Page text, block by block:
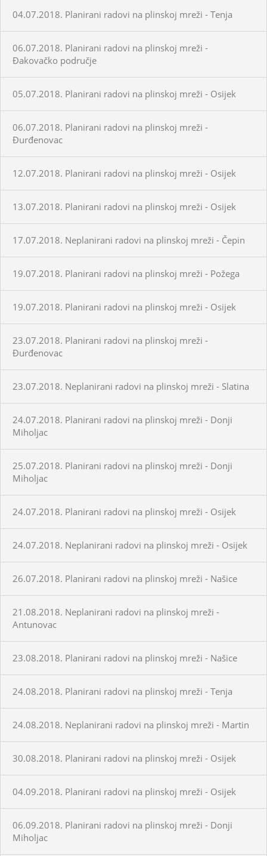
04.07.2018. Planirani radovi na plinskoj mreži - Tenja
06.07.2018. Planirani radovi na plinskoj mreži -
Đakovačko područje
05.07.2018. Planirani radovi na plinskoj mreži - Osijek
06.07.2018. Planirani radovi na plinskoj mreži -
Đurđenovac
12.07.2018. Planirani radovi na plinskoj mreži - Osijek
13.07.2018. Planirani radovi na plinskoj mreži - Osijek
17.07.2018. Neplanirani radovi na plinskoj mreži - Čepin
19.07.2018. Planirani radovi na plinskoj mreži - Požega
19.07.2018. Planirani radovi na plinskoj mreži - Osijek
23.07.2018. Planirani radovi na plinskoj mreži -
Đurđenovac
23.07.2018. Neplanirani radovi na plinskoj mreži - Slatina
24.07.2018. Planirani radovi na plinskoj mreži - Donji
Miholjac
25.07.2018. Planirani radovi na plinskoj mreži - Donji
Miholjac
24.07.2018. Planirani radovi na plinskoj mreži - Osijek
24.07.2018. Neplanirani radovi na plinskoj mreži - Osijek
26.07.2018. Planirani radovi na plinskoj mreži - Našice
21.08.2018. Neplanirani radovi na plinskoj mreži -
Antunovac
23.08.2018. Planirani radovi na plinskoj mreži - Našice
24.08.2018. Planirani radovi na plinskoj mreži - Tenja
24.08.2018. Neplanirani radovi na plinskoj mreži - Martin
30.08.2018. Planirani radovi na plinskoj mreži - Osijek
04.09.2018. Planirani radovi na plinskoj mreži - Osijek
06.09.2018. Planirani radovi na plinskoj mreži - Donji
Miholjac